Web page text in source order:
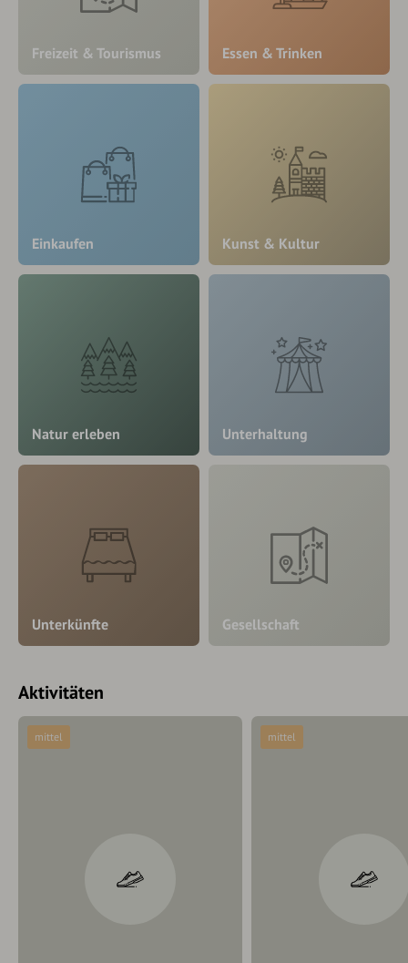
Freizeit & Tourismus Essen & Trinken
Einkaufen Kunst & Kultur
Natur erleben Unterhaltung
Unterkünfte Gesellschaft
Aktivitäten
mittel mittel